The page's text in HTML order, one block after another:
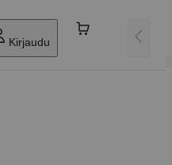
Kirjaudu